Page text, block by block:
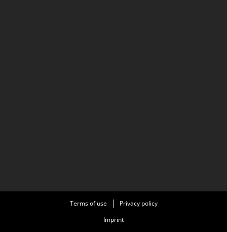
Terms of use
Privacy policy
Imprint